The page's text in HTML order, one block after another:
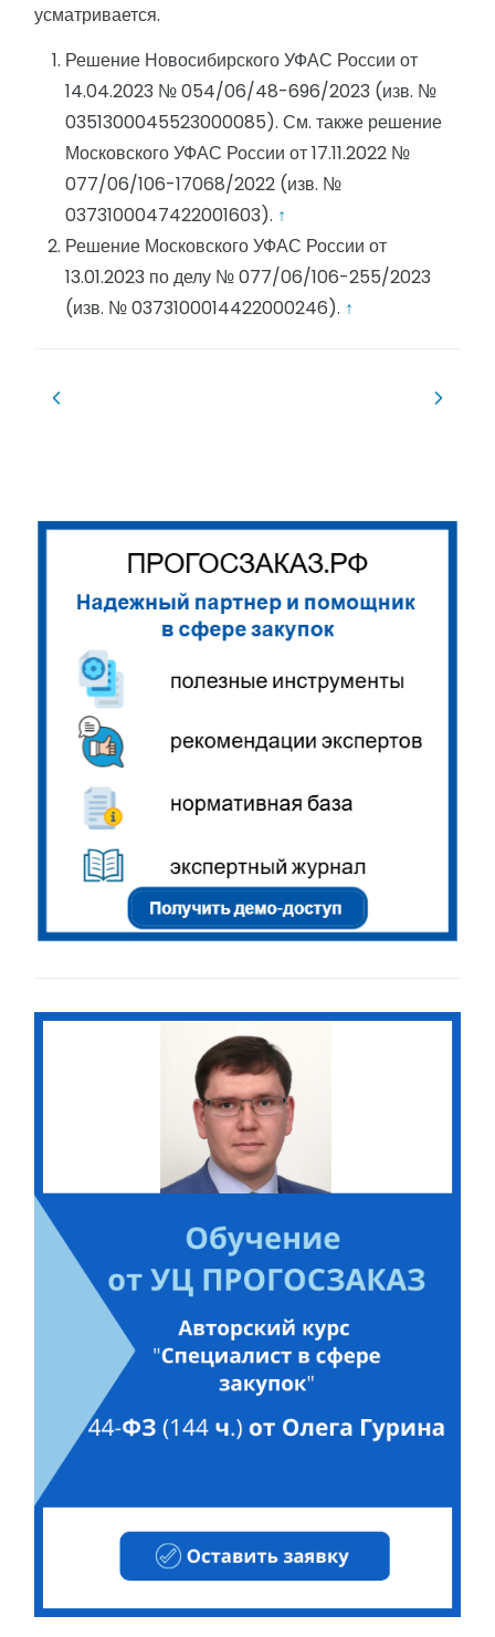
усматривается.
Решение Новосибирского УФАС России от
14.04.2023 № 054/06/48-696/2023 (изв. №
0351300045523000085). См. также решение
Московского УФАС России от 17.11.2022 №
077/06/106-17068/2022 (изв. №
0373100047422001603). ↑
Решение Московского УФАС России от
13.01.2023 по делу № 077/06/106-255/2023
(изв. № 0373100014422000246). ↑